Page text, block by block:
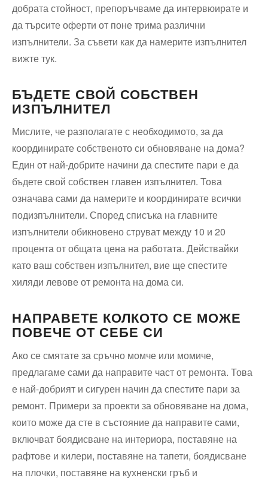
добрата стойност, препоръчваме да интервюирате и
да търсите оферти от поне трима различни
изпълнители. За съвети как да намерите изпълнител
вижте тук.
БЪДЕТЕ СВОЙ СОБСТВЕН
ИЗПЪЛНИТЕЛ
Мислите, че разполагате с необходимото, за да
координирате собственото си обновяване на дома?
Един от най-добрите начини да спестите пари е да
бъдете свой собствен главен изпълнител. Това
означава сами да намерите и координирате всички
подизпълнители. Според списъка на главните
изпълнители обикновено струват между 10 и 20
процента от общата цена на работата. Действайки
като ваш собствен изпълнител, вие ще спестите
хиляди левове от ремонта на дома си.
НАПРАВЕТЕ КОЛКОТО СЕ МОЖЕ
ПОВЕЧЕ ОТ СЕБЕ СИ
Ако се смятате за сръчно момче или момиче,
предлагаме сами да направите част от ремонта. Това
е най-добрият и сигурен начин да спестите пари за
ремонт. Примери за проекти за обновяване на дома,
които може да сте в състояние да направите сами,
включват боядисване на интериора, поставяне на
рафтове и килери, поставяне на тапети, боядисване
на плочки, поставяне на кухненски гръб и